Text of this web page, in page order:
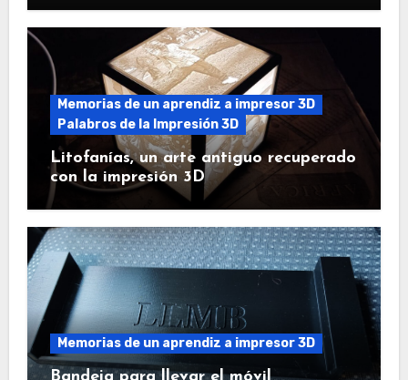
Memorias de un aprendiz a impresor 3D
Palabros de la Impresión 3D
Litofanías, un arte antiguo recuperado
con la impresión 3D
Memorias de un aprendiz a impresor 3D